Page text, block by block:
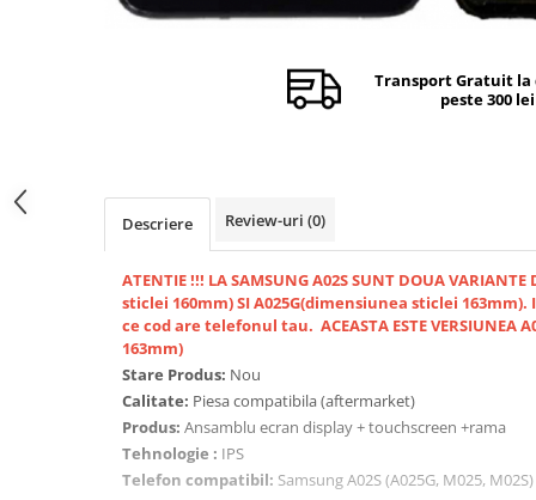
Carcase si capace
Piese din dezmembrari (SWAP)
Transport Gratuit la
peste 300 lei
Descriere Review-uri (0)
ATENTIE !!! LA SAMSUNG A02S SUNT DOUA
sticlei 160mm) SI A025G(dimensiunea sticlei
ce cod are telefonul tau. ACEASTA ESTE VERSIUNEA
163mm)
Stare Produs: Nou
Calitate: Piesa compatibila (aftermarket)
Produs: Ansamblu ecran display + touchscreen +rama
Tehnologie : IPS
Telefon compatibil: Samsung A02S (A025G, M025, M02S)